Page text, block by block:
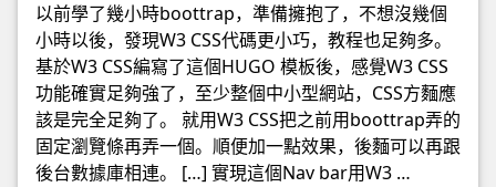
以前學了幾小時boottrap，準備擁抱了，不想沒幾個
小時以後，發現W3 CSS代碼更小巧，教程也足夠多。
基於W3 CSS編寫了這個HUGO 模板後，感覺W3 CSS
功能確實足夠強了，至少整個中小型網站，CSS方麵應
該是完全足夠了。 就用W3 CSS把之前用boottrap弄的
固定瀏覽條再弄一個。順便加一點效果，後麵可以再跟
後台數據庫相連。 […] 實現這個Nav bar用W3 …